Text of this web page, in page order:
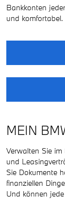
Bankkonten
und komfortabel.
MEIN
Verwalten Sie
und
Sie Dokumente
finanziellen
Und können